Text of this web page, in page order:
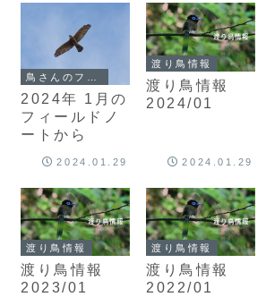
2024年 1月の
フィールドノ
ートから
2024.01.29
渡り鳥情報
渡り鳥情報
2024/01
2024.01.29
渡り鳥情報
渡り鳥情報
2023/01
渡り鳥情報
渡り鳥情報
2022/01